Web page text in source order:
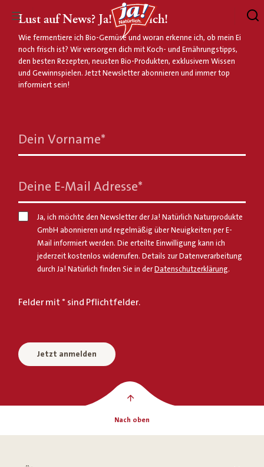
Lust auf News? Ja! Natürlich!
Wie fermentiere ich Bio-Gemüse und woran erkenne ich, ob mein Ei
noch frisch ist? Wir versorgen dich mit Koch- und Ernährungstipps,
den besten Rezepten, neusten Bio-Produkten, exklusivem Wissen
und Gewinnspielen. Jetzt Newsletter abonnieren und immer top
informiert sein!
Dein Vorname*
Deine E-Mail Adresse*
Ja, ich möchte den Newsletter der Ja! Natürlich Naturprodukte
GmbH abonnieren und regelmäßig über Neuigkeiten per E-
Mail informiert werden. Die erteilte Einwilligung kann ich
jederzeit kostenlos widerrufen. Details zur Datenverarbeitung
durch Ja! Natürlich finden Sie in der Datenschutzerklärung.
Felder mit * sind Pflichtfelder.
Jetzt anmelden
Nach oben